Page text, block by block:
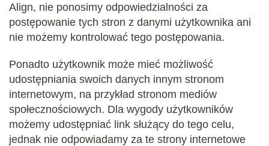
Align, nie ponosimy odpowiedzialności za
postępowanie tych stron z danymi użytkownika ani
nie możemy kontrolować tego postępowania.
Ponadto użytkownik może mieć możliwość
udostępniania swoich danych innym stronom
internetowym, na przykład stronom mediów
społecznościowych. Dla wygody użytkowników
możemy udostępniać link służący do tego celu,
jednak nie odpowiadamy za te strony internetowe